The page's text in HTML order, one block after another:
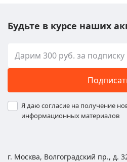
Будьте в курсе наших
Я даю согласие на получение
информационных материалов
г. Москва, Волгоградский пр., д.